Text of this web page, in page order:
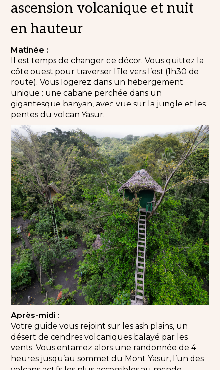
ascension volcanique et nuit
en hauteur
Matinée :
Il est temps de changer de décor. Vous quittez la
côte ouest pour traverser l’île vers l’est (1h30 de
route). Vous logerez dans un hébergement
unique : une cabane perchée dans un
gigantesque banyan, avec vue sur la jungle et les
pentes du volcan Yasur.
Après-midi :
Votre guide vous rejoint sur les ash plains, un
désert de cendres volcaniques balayé par les
vents. Vous entamez alors une randonnée de 4
heures jusqu’au sommet du Mont Yasur, l’un des